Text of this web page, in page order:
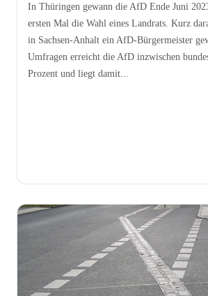
In Thüringen gewann die AfD Ende Juni
ersten Mal die Wahl eines Landrats. Kurz
in Sachsen-Anhalt ein AfD-Bürgermeister
Umfragen erreicht die AfD inzwischen
Prozent und liegt damit...